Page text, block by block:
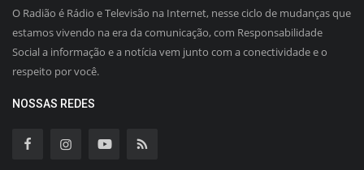
O Radião é Rádio e Televisão na Internet, nesse ciclo de mudanças que
estamos vivendo na era da comunicação, com Responsabilidade
Social a informação e a notícia vem junto com a conectividade e o
respeito por você.
NOSSAS REDES